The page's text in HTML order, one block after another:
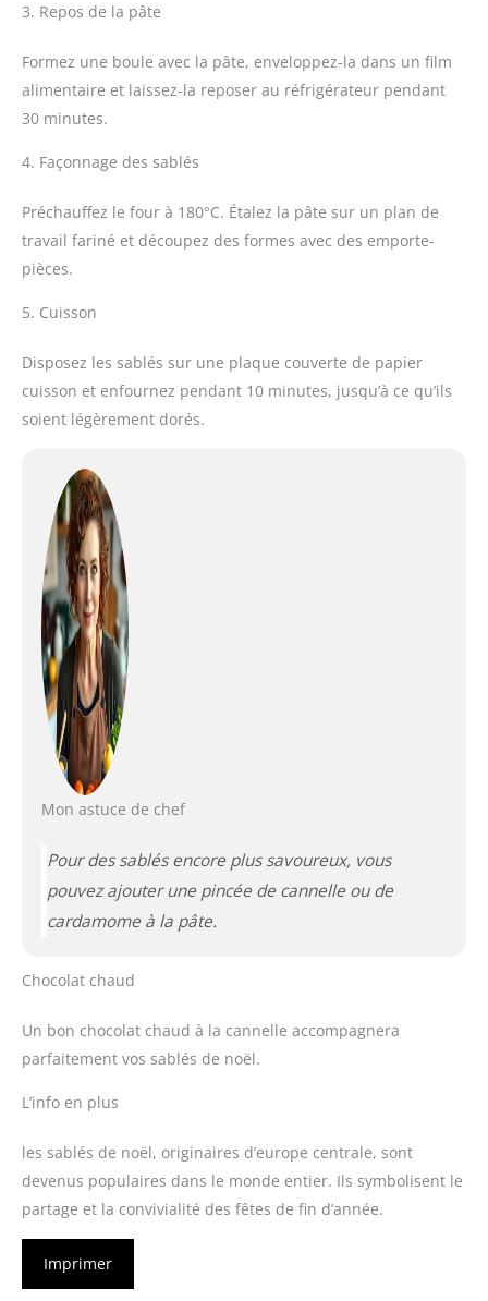
3. Repos de la pâte
Formez une boule avec la pâte, enveloppez-la dans un film
alimentaire et laissez-la reposer au réfrigérateur pendant
30 minutes.
4. Façonnage des sablés
Préchauffez le four à 180°C. Étalez la pâte sur un plan de
travail fariné et découpez des formes avec des emporte-
pièces.
5. Cuisson
Disposez les sablés sur une plaque couverte de papier
cuisson et enfournez pendant 10 minutes, jusqu’à ce qu’ils
soient légèrement dorés.
Mon astuce de chef
Pour des sablés encore plus savoureux, vous
pouvez ajouter une pincée de cannelle ou de
cardamome à la pâte.
Chocolat chaud
Un bon chocolat chaud à la cannelle accompagnera
parfaitement vos sablés de noël.
L’info en plus
les sablés de noël, originaires d’europe centrale, sont
devenus populaires dans le monde entier. Ils symbolisent le
partage et la convivialité des fêtes de fin d’année.
Imprimer